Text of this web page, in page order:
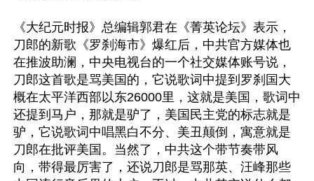
《大纪元时报》总编辑郭君在《菁英论坛》表示，
刀郎的新歌《罗刹海市》爆红后，中共官方媒体也
在推波助澜，中央电视台的一个社交媒体账号说，
刀郎这首歌是骂美国的，它说歌词中提到罗刹国大
概在太平洋西部以东26000里，这就是美国，歌词中
还提到马户，那就是驴了，美国民主党的标志就是
驴，它说歌词中唱黑白不分、美丑颠倒，寓意就是
刀郎在批评美国。当然了，中共这个带节奏带风
向，带得最厉害了，还说刀郎是骂那英、汪峰那些